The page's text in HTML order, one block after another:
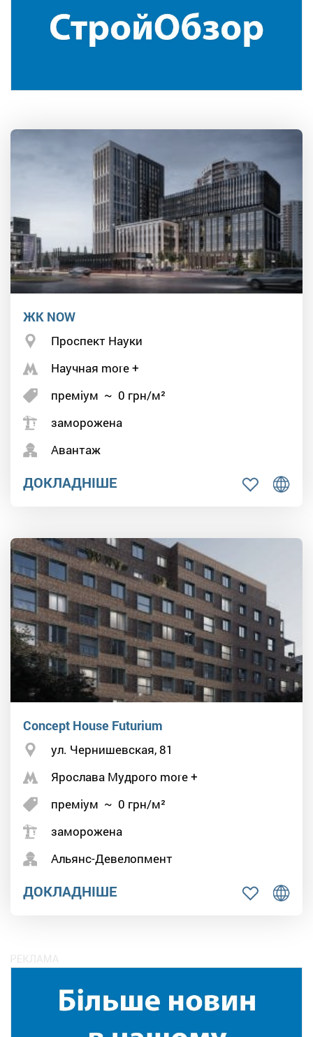
ЖК NOW
Проспект Науки
Научная more +
преміум ~ 0 грн/м²
заморожена
Авантаж
ДОКЛАДНІШЕ
Concept House Futurium
ул. Чернишевская, 81
Ярослава Мудрого more +
преміум ~ 0 грн/м²
заморожена
Альянс-Девелопмент
ДОКЛАДНІШЕ